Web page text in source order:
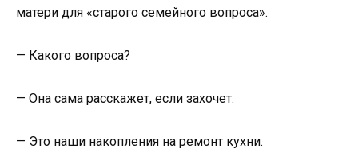
матери для «старого семейного вопроса».
— Какого вопроса?
— Она сама расскажет, если захочет.
— Это наши накопления на ремонт кухни.